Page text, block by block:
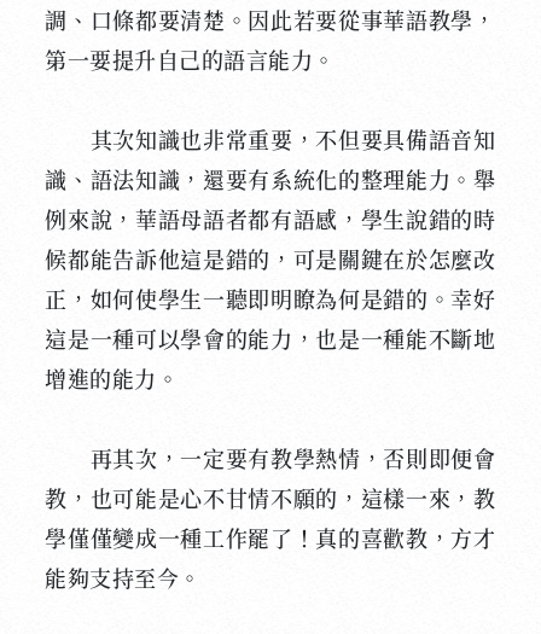
調、口條都要清楚。因此若要從事華語教學，
第一要提升自己的語言能力。
其次知識也非常重要，不但要具備語音知
識、語法知識，還要有系統化的整理能力。舉
例來說，華語母語者都有語感，學生說錯的時
候都能告訴他這是錯的，可是關鍵在於怎麼改
正，如何使學生一聽即明瞭為何是錯的。幸好
這是一種可以學會的能力，也是一種能不斷地
增進的能力。
再其次，一定要有教學熱情，否則即便會
教，也可能是心不甘情不願的，這樣一來，教
學僅僅變成一種工作罷了！真的喜歡教，方才
能夠支持至今。